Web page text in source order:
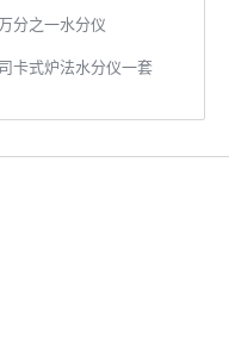
分之一水分仪
卡式炉法水分仪一套